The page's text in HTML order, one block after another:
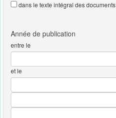
dans le texte intégral des documents
entre le
et le